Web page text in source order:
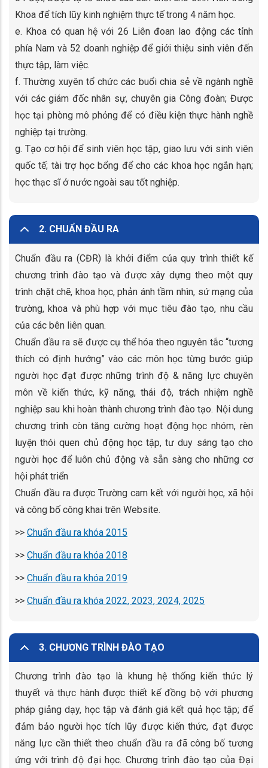
Khoa để tích lũy kinh nghiệm thực tế trong 4 năm học.
e. Khoa có quan hệ với 26 Liên đoan lao động các tỉnh
phía Nam và 52 doanh nghiệp để giới thiệu sinh viên đến
thực tập, làm việc.
f. Thường xuyên tổ chức các buổi chia sẻ về ngành nghề
với các giám đốc nhân sự, chuyên gia Công đoàn; Được
học tại phòng mô phỏng để có điều kiện thực hành nghề
nghiệp tại trường.
g. Tạo cơ hội để sinh viên học tập, giao lưu với sinh viên
quốc tế; tài trợ học bổng để cho các khoa học ngắn hạn;
học thạc sĩ ở nước ngoài sau tốt nghiệp.
2. CHUẨN ĐẦU RA
Chuẩn đầu ra (CĐR) là khởi điểm của quy trình thiết kế
chương trình đào tạo và được xây dựng theo một quy
trình chặt chẽ, khoa học, phản ánh tầm nhìn, sứ mạng của
trường, khoa và phù hợp với mục tiêu đào tạo, nhu cầu
của các bên liên quan.
Chuẩn đầu ra sẽ được cụ thể hóa theo nguyên tắc “tương
thích có định hướng” vào các môn học từng bước giúp
người học đạt được những trình độ & năng lực chuyên
môn về kiến thức, kỹ năng, thái độ, trách nhiệm nghề
nghiệp sau khi hoàn thành chương trình đào tạo. Nội dung
chương trình còn tăng cường hoạt động học nhóm, rèn
luyện thói quen chủ động học tập, tư duy sáng tạo cho
người học để luôn chủ động và sẵn sàng cho những cơ
hội phát triển
Chuẩn đầu ra được Trường cam kết với người học, xã hội
và công bố công khai trên Website.
>> Chuẩn đầu ra khóa 2015
>> Chuẩn đầu ra khóa 2018
>> Chuẩn đầu ra khóa 2019
>> Chuẩn đầu ra khóa 2022, 2023, 2024, 2025
3. CHƯƠNG TRÌNH ĐÀO TẠO
Chương trình đào tạo là khung hệ thống kiến thức lý
thuyết và thực hành được thiết kế đồng bộ với phương
pháp giảng dạy, học tập và đánh giá kết quả học tập; để
đảm bảo người học tích lũy được kiến thức, đạt được
năng lực cần thiết theo chuẩn đầu ra đã công bố tương
ứng với trình độ đại học. Chương trình đào tạo của Đại